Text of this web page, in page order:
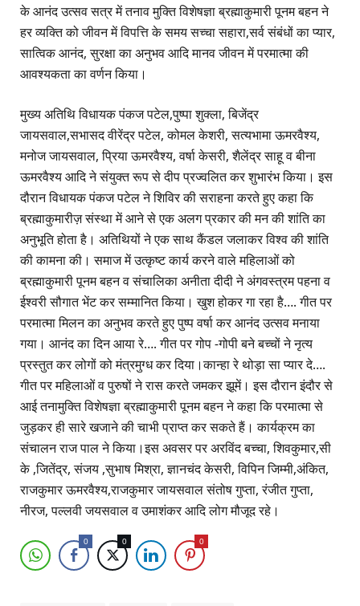
के आनंद उत्सव सत्र में तनाव मुक्ति विशेषज्ञा ब्रह्माकुमारी पूनम बहन ने
हर व्यक्ति को जीवन में विपत्ति के समय सच्चा सहारा,सर्व संबंधों का प्यार,
सात्विक आनंद, सुरक्षा का अनुभव आदि मानव जीवन में परमात्मा की
आवश्यकता का वर्णन किया।
मुख्य अतिथि विधायक पंकज पटेल,पुष्पा शुक्ला, बिजेंद्र
जायसवाल,सभासद वीरेंद्र पटेल, कोमल केशरी, सत्यभामा ऊमरवैश्य,
मनोज जायसवाल, प्रिया ऊमरवैश्य, वर्षा केसरी, शैलेंद्र साहू व बीना
ऊमरवैश्य आदि ने संयुक्त रूप से दीप प्रज्वलित कर शुभारंभ किया। इस
दौरान विधायक पंकज पटेल ने शिविर की सराहना करते हुए कहा कि
ब्रह्माकुमारीज़ संस्था में आने से एक अलग प्रकार की मन की शांति का
अनुभूति होता है। अतिथियों ने एक साथ कैंडल जलाकर विश्व की शांति
की कामना की। समाज में उत्कृष्ट कार्य करने वाले महिलाओं को
ब्रह्माकुमारी पूनम बहन व संचालिका अनीता दीदी ने अंगवस्त्रम पहना व
ईश्वरी सौगात भेंट कर सम्मानित किया। खुश होकर गा रहा है…. गीत पर
परमात्मा मिलन का अनुभव करते हुए पुष्प वर्षा कर आनंद उत्सव मनाया
गया। आनंद का दिन आया रे…. गीत पर गोप -गोपी बने बच्चों ने नृत्य
प्रस्तुत कर लोगों को मंत्रमुग्ध कर दिया।कान्हा रे थोड़ा सा प्यार दे….
गीत पर महिलाओं व पुरुषों ने रास करते जमकर झूमें। इस दौरान इंदौर से
आई तनामुक्ति विशेषज्ञा ब्रह्माकुमारी पूनम बहन ने कहा कि परमात्मा से
जुड़कर ही सारे खजाने की चाभी प्राप्त कर सकते हैं। कार्यक्रम का
संचालन राज पाल ने किया।इस अवसर पर अरविंद बच्चा, शिवकुमार,सी
के ,जितेंद्र, संजय ,सुभाष मिश्रा, ज्ञानचंद केसरी, विपिन जिम्मी,अंकित,
राजकुमार ऊमरवैश्य,राजकुमार जायसवाल संतोष गुप्ता, रंजीत गुप्ता,
नीरज, पल्लवी जयसवाल व उमाशंकर आदि लोग मौजूद रहे।
0 0 0